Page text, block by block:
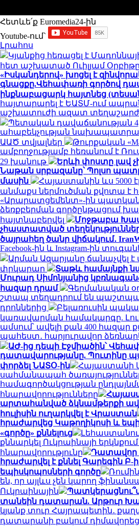
Հետևե՛ք Euromedia24-ին
Youtube-ում`
Լրահոս
Կյանքից հեռացել է
հետ աշխատած Ուիլյամ Օրբիթը
«Իսկանդերով» խոցել է
գնացքը.Վեհափառի գործով
ինքնաբացարկ հայտնեց
հայտարարել է ԵԱՏՄ-ում
աշխատուժի ազատ
Պետական դավաճանության 4,
ահաբեկչության
ԱԱԾ տվյալներ
Թուրքական
ամբողջությամբ հեռանում է
29 խանութ
Երևի փոստը լավ
Նաթան սրբազանը՝ Պոլսո
մասին
Հայաստանին ևս 5000
անմաքս ներմուծման քվոտա է
«Արարատցեմենտ»-ին
ձեռքբերման գործընթացում
հայտնաբերվել
Մոջթաբա
չհաստատված
ծայրահեղ ծանր վիճակում․
Facebook-ին և Instagram-ին
Արման Ազարյանը ճանաչվել
փրկարար
Տաթև համայնքի
Մուրադ Սիմոնյանից
հազար դրամ
Գերմանական
շտապ տեղադրում են
դրոններից
Բելառուսին
կառավարման համակարգը.
ամսում՝ ավելի քան 400 հազար
պահեստ․ հարյուրավոր
ԱԺ-ից դեպի Էջմիածին՝
դատավարությանը. Պուտինը
փորձել ՆԱՏՕ-ին
Հայաստանի
սահմանապահ
համագործակցության
հնարավորությունները
արտահանված ձկնամթերքի
հուլիսին ուղարկվել է Վրաստան
հրաժարվեց Կաթողիկոսի և
«գործը» քննելուց
քննարկել Ուկրաինայի
հնարավորությունը
Դատավոր
հրաժարվել է քննել Գարեգին Բ-
եպիսկոպոսների գործը
են, որ այլևս չեն կարող
Ուկրաինային
տանեին դատարան. Արթուր
կյանք տուր Հայրապետին․
դատարանի բակում